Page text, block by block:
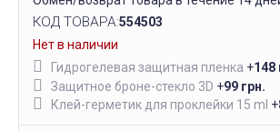
КОД ТОВАРА:554503
Нет в наличии
Гидрогелевая защитная пленка +148
Защитное броне-стекло 3D +99 грн.
Клей-герметик для проклейки 15 ml +